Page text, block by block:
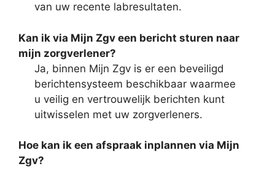
van uw recente labresultaten.
Kan ik via Mijn Zgv een bericht sturen naar
mijn zorgverlener?
Ja, binnen Mijn Zgv is er een beveiligd
berichtensysteem beschikbaar waarmee
u veilig en vertrouwelijk berichten kunt
uitwisselen met uw zorgverleners.
Hoe kan ik een afspraak inplannen via Mijn
Zgv?